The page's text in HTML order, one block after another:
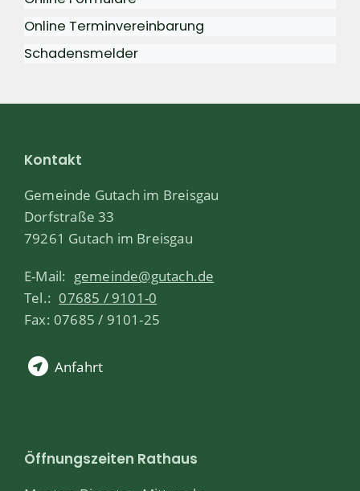
Online Terminvereinbarung
Schadensmelder
Kontakt
Gemeinde Gutach im Breisgau
Dorfstraße 33
79261 Gutach im Breisgau
E-Mail: gemeinde@gutach.de
Tel.: 07685 / 9101-0
Fax: 07685 / 9101-25
Anfahrt
Öffnungszeiten Rathaus